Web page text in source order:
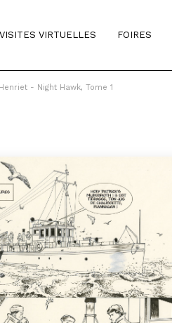
VISITES VIRTUELLES FOIRES
- Night Hawk, Tome 1